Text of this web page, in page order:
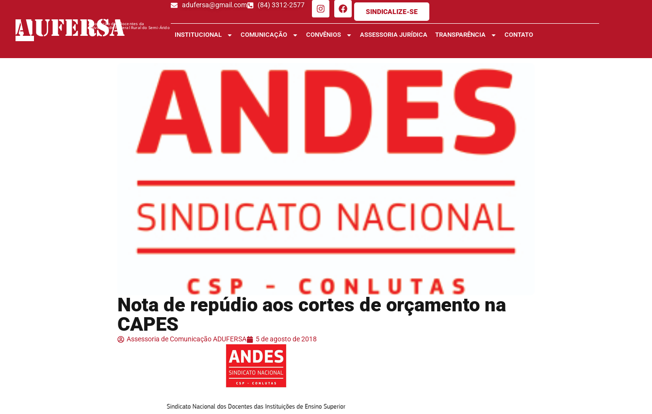
ADUFERSA
Associação dos Docentes da
Universidade Federal Rural do Semi-Árido
adufersa@gmail.com
(84) 3312-2577
SINDICALIZE-SE
INSTITUCIONAL COMUNICAÇÃO CONVÊNIOS ASSESSORIA JURÍDICA TRANSPARÊNCIA CONTATO
Nota de repúdio aos cortes de orçamento na
CAPES
Assessoria de Comunicação ADUFERSA 5 de agosto de 2018